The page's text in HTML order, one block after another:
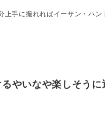
手に撮れればイーサン・ハ
やいなや楽しそうに